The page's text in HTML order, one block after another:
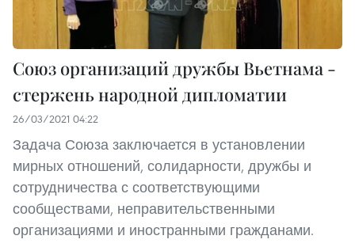
Союз организаций дружбы Вьетнама -
стержень народной дипломатии
26/03/2021 04:22
Задача Союза заключается в установлении
мирных отношений, солидарности, дружбы и
сотрудничества с соответствующими
сообществами, неправительственными
организациями и иностранными гражданами.